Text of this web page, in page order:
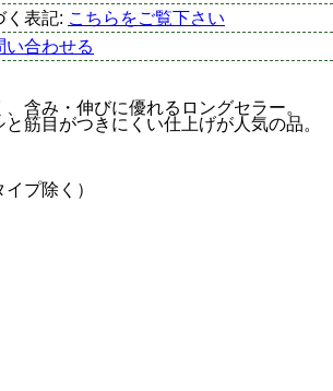
く表記: こちらをご覧下さい
い合わせる
含み・伸びに優れるロングセラー。
筋目がつきにくい仕上げが人気の品。
プ除く）